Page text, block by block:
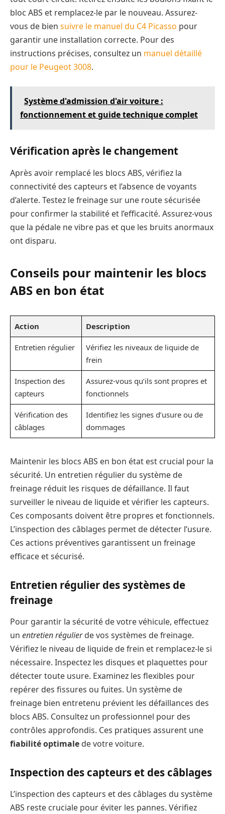
bloc ABS et remplacez-le par le nouveau. Assurez-
vous de bien suivre le manuel du C4 Picasso pour
garantir une installation correcte. Pour des
instructions précises, consultez un manuel détaillé
pour le Peugeot 3008.
Système d'admission d'air voiture :
fonctionnement et guide technique complet
Vérification après le changement
Après avoir remplacé les blocs ABS, vérifiez la
connectivité des capteurs et l’absence de voyants
d’alerte. Testez le freinage sur une route sécurisée
pour confirmer la stabilité et l’efficacité. Assurez-vous
que la pédale ne vibre pas et que les bruits anormaux
ont disparu.
Conseils pour maintenir les blocs
ABS en bon état
Action Description
Entretien régulier
Vérifiez les niveaux de liquide de
frein
Inspection des
capteurs
Assurez-vous qu’ils sont propres et
fonctionnels
Vérification des
câblages
Identifiez les signes d’usure ou de
dommages
Maintenir les blocs ABS en bon état est crucial pour la
sécurité. Un entretien régulier du système de
freinage réduit les risques de défaillance. Il faut
surveiller le niveau de liquide et vérifier les capteurs.
Ces composants doivent être propres et fonctionnels.
L’inspection des câblages permet de détecter l’usure.
Ces actions préventives garantissent un freinage
efficace et sécurisé.
Entretien régulier des systèmes de
freinage
Pour garantir la sécurité de votre véhicule, effectuez
un entretien régulierde vos systèmes de freinage.
Vérifiez le niveau de liquide de frein et remplacez-le si
nécessaire. Inspectez les disques et plaquettes pour
détecter toute usure. Examinez les flexibles pour
repérer des fissures ou fuites. Un système de
freinage bien entretenu prévient les défaillances des
blocs ABS. Consultez un professionnel pour des
contrôles approfondis. Ces pratiques assurent une
fiabilité optimale de votre voiture.
Inspection des capteurs et des câblages
L’inspection des capteurs et des câblages du système
ABS reste cruciale pour éviter les pannes. Vérifiez